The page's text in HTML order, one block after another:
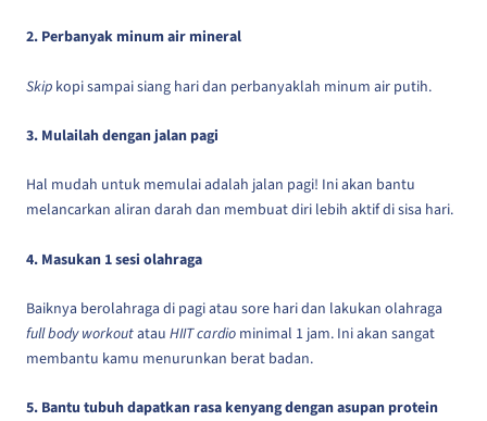
2. Perbanyak minum air mineral
Skip kopi sampai siang hari dan perbanyaklah minum air putih.
3. Mulailah dengan jalan pagi
Hal mudah untuk memulai adalah jalan pagi! Ini akan bantu
melancarkan aliran darah dan membuat diri lebih aktif di sisa hari.
4. Masukan 1 sesi olahraga
Baiknya berolahraga di pagi atau sore hari dan lakukan olahraga
full body workoutatau HIITcardio minimal 1 jam. Ini akan sangat
membantu kamu menurunkan berat badan.
5. Bantu tubuh dapatkan rasa kenyang dengan asupan protein